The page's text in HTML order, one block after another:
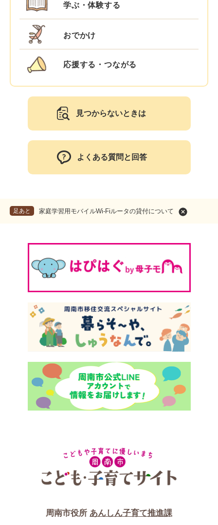
学ぶ・体験する
おでかけ
応援する・つながる
見つからないときは
よくある質問と回答
足あと 家庭学習用モバイルWi-Fiルータの貸付について
周南市役所 あんしん子育て推進課